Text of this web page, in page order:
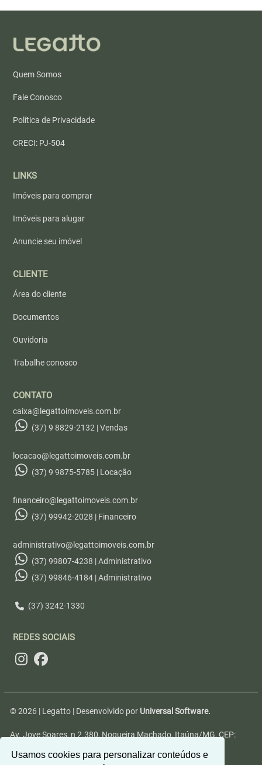
Usamos cookies para personalizar conteúdos e
Quem Somos
Fale Conosco
Política de Privacidade
CRECI: PJ-504
LINKS
Imóveis para comprar
Imóveis para alugar
Anuncie seu imóvel
CLIENTE
Área do cliente
Documentos
Ouvidoria
Trabalhe conosco
CONTATO
caixa@legattoimoveis.com.br
(37) 9 8829-2132 | Vendas
locacao@legattoimoveis.com.br
(37) 9 9875-5785 | Locação
financeiro@legattoimoveis.com.br
(37) 99942-2028 | Financeiro
administrativo@legattoimoveis.com.br
(37) 99807-4238 | Administrativo
(37) 99846-4184 | Administrativo
(37) 3242-1330
REDES SOCIAIS
© 2026 | Legatto | Desenvolvido por Universal Software.
Av. Jove Soares, n 2.380, Nogueira Machado, Itaúna/MG, CEP: